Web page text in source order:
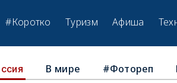
#Коротко Туризм Афиша
В мире #Фотореп